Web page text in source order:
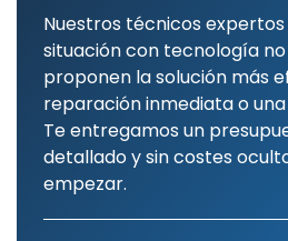
Nuestros técnicos
situación con tecnología
proponen la solución más
reparación inmediata o
Te entregamos un
detallado y sin costes
empezar.